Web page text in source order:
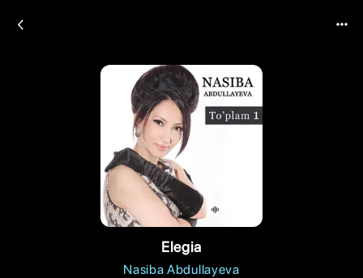
Elegia
Nasiba Abdullayeva